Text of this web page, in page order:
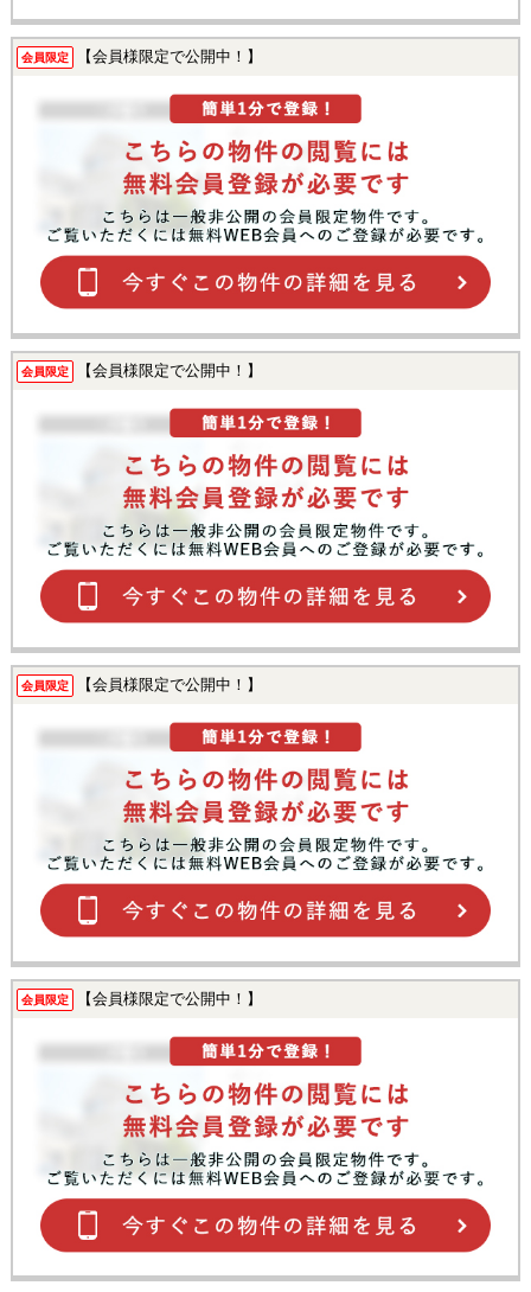
会員限定 【会員様限定で公開中！】
会員限定 【会員様限定で公開中！】
会員限定 【会員様限定で公開中！】
会員限定 【会員様限定で公開中！】